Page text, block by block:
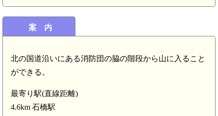
案 内
北の国道沿いにある消防団の脇の階段から山に入ること
ができる。
最寄り駅(直線距離)
4.6km 石橋駅
肥前 武功山尾根突端砦(5.5km)
肥前 焼山城(6.5km)